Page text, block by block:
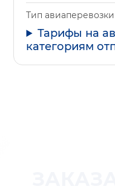
Тип авиаперевозки
Тарифы на
категориям